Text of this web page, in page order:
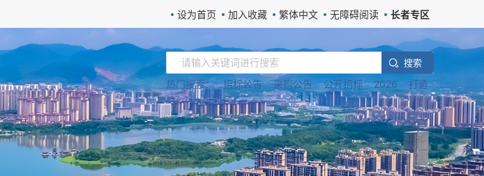
设为首页 加入收藏 繁体中文 无障碍阅读 长者专区
搜 索
热门搜索： 招标公告 采购公告 公开招标 2026 打造